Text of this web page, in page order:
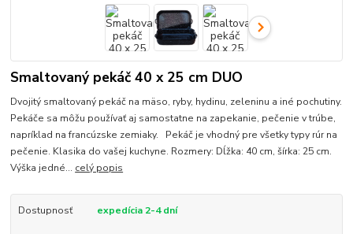
Smaltovaný pekáč 40 x 25 cm DUO
Dvojitý smaltovaný pekáč na mäso, ryby, hydinu, zeleninu a iné pochutiny.
Pekáče sa môžu používať aj samostatne na zapekanie, pečenie v trúbe,
napríklad na francúzske zemiaky. Pekáč je vhodný pre všetky typy rúr na
pečenie. Klasika do vašej kuchyne. Rozmery: Dĺžka: 40 cm, šírka: 25 cm.
Výška jedné... celý popis
Dostupnosť expedícia 2-4 dní